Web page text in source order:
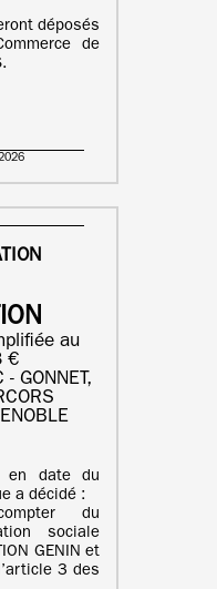
déposés
de
au
€
GONNET,
en date du
a décidé :
du
sociale
GENIN et
3 des